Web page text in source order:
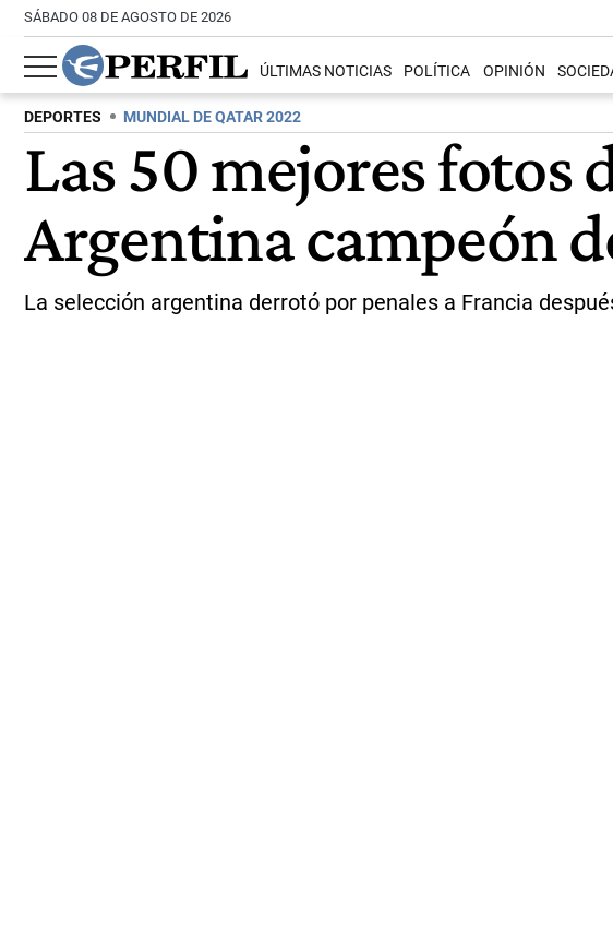
SÁBADO 08 DE AGOSTO DE 2026
ÚLTIMAS NOTICIAS POLÍTICA OPINIÓN
DEPORTES MUNDIAL DE QATAR 2022
Las 50 mejores fotos
Argentina campeón
La selección argentina derrotó por penales a Francia